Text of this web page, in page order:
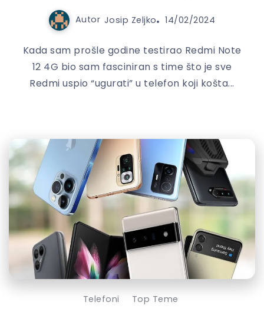
Autor Josip Zeljko 14/02/2024
Kada sam prošle godine testirao Redmi Note
12 4G bio sam fasciniran s time što je sve
Redmi uspio “ugurati” u telefon koji košta...
Telefoni Top Teme